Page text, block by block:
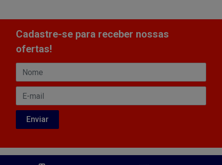
Cadastre-se para receber nossas
ofertas!